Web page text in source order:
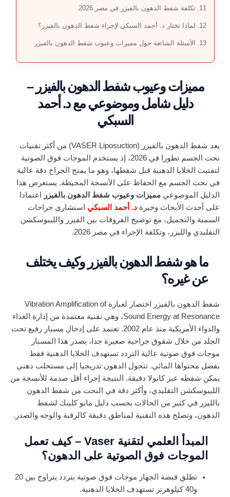
تكلفة شفط الدهون بالفيزر في مصر 2026
لماذا تختار د. أحمد السبكي لإجراء شفط الدهون بالفيزر؟
الأسئلة الشائعة حول مميزات وعيوب شفط الدهون بالفيزر
مميزات وعيوب شفط الدهون بالفيزر –
دليل شامل وموضوعي مع د. أحمد
السبكي
يعد شفط الدهون بالفيزر (VASER Liposuction) من أكثر تقنيات
نحت الجسم تطورا في 2026، إذ يستخدم الموجات فوق الصوتية
لتفتيت الخلايا الدهنية قبل شفطها، وهو ما يمنح الجراح دقة عالية
في نحت الجسم مع الحفاظ على الأنسجة المحيطة. يستعرض هذا
الدليل الموضوعي مميزات وعيوب شفط الدهون بالفيزر
اعتمادا
على أحدث الأبحاث وخبرة د. أحمد السبكي استشاري جراحات
السمنة والتجميل، مع توضيح الفروقات بين الفيزر والليبوسكشن
التقليدي والليزر، وتكلفة الإجراء في مصر 2026.
ما هو شفط الدهون بالفيزر وكيف يختلف
عن غيره؟
شفط الدهون بالفيزر اختصار لعبارة Vibration Amplification of
Sound Energy at Resonance، وهي تقنية معتمدة من إدارة الغذاء
والدواء الأمريكية منذ عام 2002. تعتمد على إدخال مسبار رفيع تحت
الجلد من خلال شقوق جراحية صغيرة جدا، يصدر هذا المسبار
موجات فوق صوتية عالية التردد تستهدف الخلايا الدهنية فقط
بفضل محتواها المائي. تتحول الدهون تدريجيا إلى مستحلب دهني
يمكن شفطه عبر كانولا دقيقة. النتيجة إجراء أقل صدمة للأنسجة من
الليبوسكشن التقليدي، وأكثر دقة في النحت من شفط الدهون
بالليزر في كثير من الحالات بحسب دليل مايو كلينك لشفط
الدهون، وتصلح هذه التقنية لمناطق دقيقة كالرقبة والوجه والصدر.
المبدأ العلمي لتقنية Vaser – كيف تعمل
الموجات فوق الصوتية على الدهون؟
تطلق قبضة الجهاز موجات فوق صوتية بتردد يتراوح بين 20
و40 كيلوهرتز تستهدف الخلايا الدهنية.